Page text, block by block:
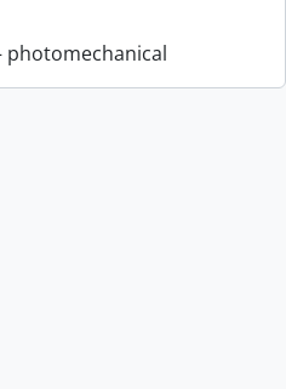
photomechanical